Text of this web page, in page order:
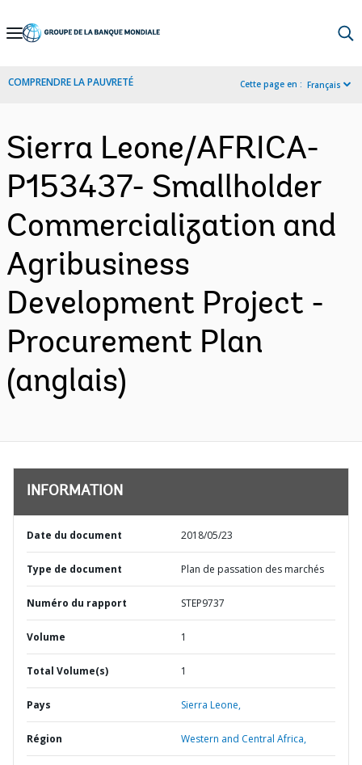
Skip
Navigation
COMPRENDRE LA PAUVRETÉ Cette page en : Français
Sierra Leone/AFRICA-
P153437- Smallholder
Commercialization and
Agribusiness
Development Project -
Procurement Plan
(anglais)
INFORMATION
Date du document 2018/05/23
Type de document Plan de passation des marchés
Numéro du rapport STEP9737
Volume 1
Total Volume(s) 1
Pays Sierra Leone,
Région Western and Central Africa,